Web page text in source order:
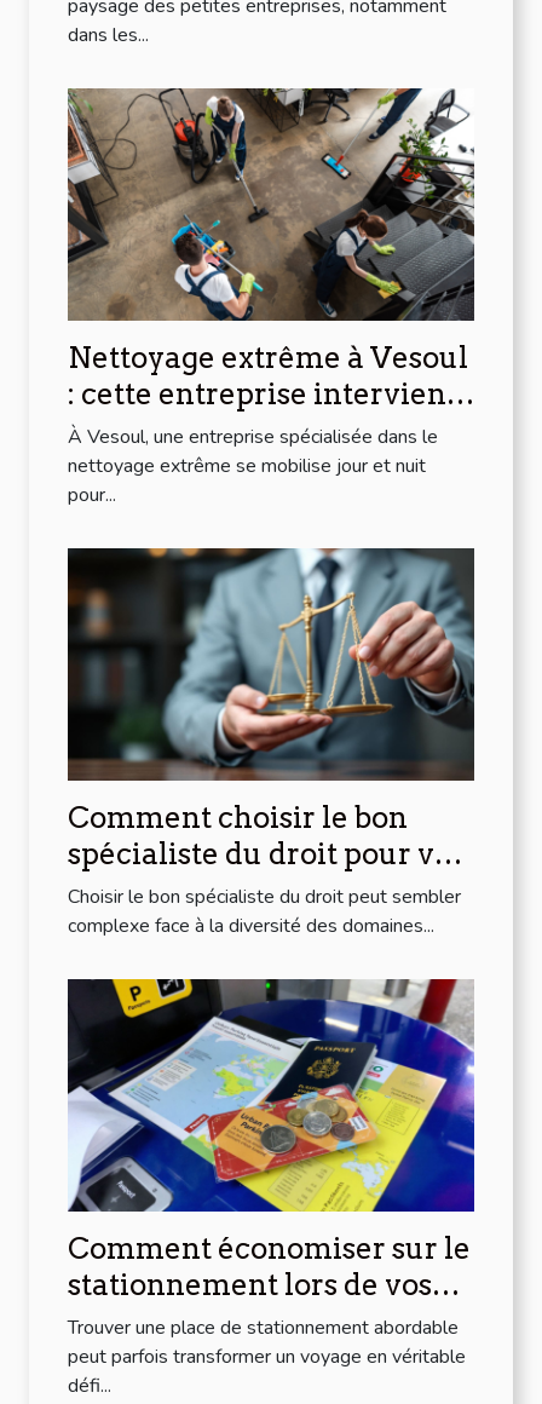
paysage des petites entreprises, notamment
dans les...
Nettoyage extrême à Vesoul
: cette entreprise intervient
chez vous 24/7 !
À Vesoul, une entreprise spécialisée dans le
nettoyage extrême se mobilise jour et nuit
pour...
Comment choisir le bon
spécialiste du droit pour vos
besoins spécifiques ?
Choisir le bon spécialiste du droit peut sembler
complexe face à la diversité des domaines...
Comment économiser sur le
stationnement lors de vos
voyages
Trouver une place de stationnement abordable
peut parfois transformer un voyage en véritable
défi...